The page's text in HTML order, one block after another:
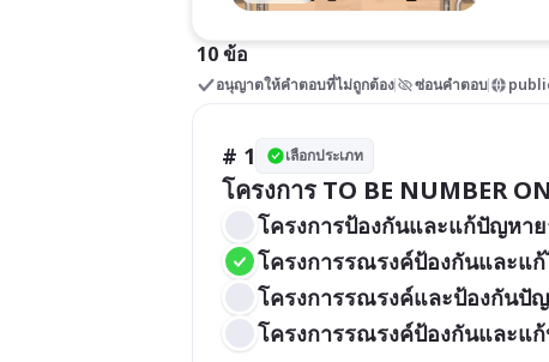
10 ข้อ
อนุญาตให้คำตอบที่ไม่ถูกต้อง ซ่อนคำตอบ
# 1 เลือกประเภท
โครงการ TO BE NUMBER
โครงการป้องกันและแก้ปัญหา
โครงการรณรงค์ป้องกันและแ
โครงการรณรงค์และป้องกันปั
โครงการรณรงค์ป้องกันและแ